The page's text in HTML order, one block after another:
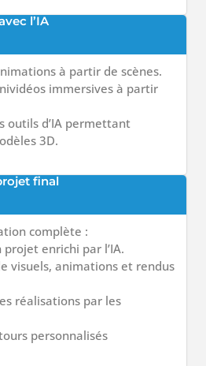
l’IA
à partir de scènes.
immersives à partir
outils d’IA permettant
3D.
final
complète :
projet enrichi par l’IA.
visuels, animations et rendus
réalisations par les
personnalisés